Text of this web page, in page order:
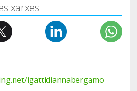
xarxes
igattidiannabergamo